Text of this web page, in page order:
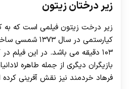
زیر درختان زیتون
زیر درخت زیتون فیلمی است که به
کیارستمی در
۱۰۳ دقیقه می باشد. در این فیلم
بازیگران دیگری از جمله طاهره
فرهاد خردمند نیز نقش آفرینی کرده